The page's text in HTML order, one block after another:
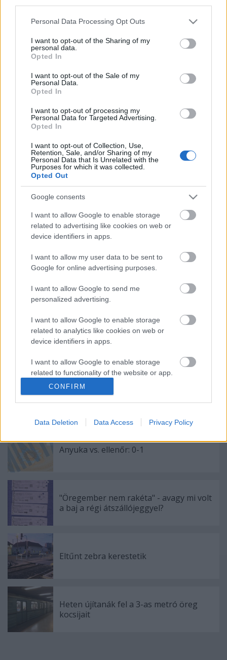
Please note that this website/app uses one or more Google
not limited to your visit or usage behaviour. You may click to
grant or deny consent to Google and its third-party tags to
use your data for below specified purposes in below Google
consent section.
Personal Data Processing Opt Outs
I want to opt-out of the Sharing of my
personal data.
Opted In
I want to opt-out of the Sale of my
Personal Data.
Opted In
I want to opt-out of processing my
Personal Data for Targeted Advertising.
Opted In
I want to opt-out of Collection, Use,
Retention, Sale, and/or Sharing of my
Personal Data that Is Unrelated with the
Purposes for which it was collected.
Opted Out
Google consents
I want to allow Google to enable storage
related to advertising like cookies on web or
device identifiers in apps.
I want to allow my user data to be sent to
Google for online advertising purposes.
I want to allow Google to send me
personalized advertising.
I want to allow Google to enable storage
related to analytics like cookies on web or
device identifiers in apps.
I want to allow Google to enable storage
related to functionality of the website or app.
I want to allow Google to enable storage
related to personalization.
I want to allow Google to enable storage
functionality and fraud prevention, and other
user protection.
CONFIRM
Data Deletion Data Access Privacy Policy
Ezentúl azt hiszem, nem veszek a BKV-nál
Kisnyúl
Címkék:budapest bkv villamos panasz bérlet
Ajánlott bejegyzések:
Saját buszán büntette meg a volános
sofőrt a BKK-s ellenőr
Anyuka vs. ellenőr: 0-1
"Öregember nem rakéta" - avagy mi volt
a baj a régi átszállójeggyel?
Eltűnt zebra kerestetik
Heten újítanák fel a 3-as metró öreg
kocsijait